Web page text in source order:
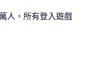
人，所有登入遊戲